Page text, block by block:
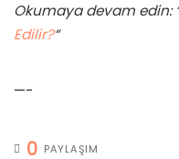
Okumaya devam edin:
Edilir?“
—-
0 PAYLAŞIM